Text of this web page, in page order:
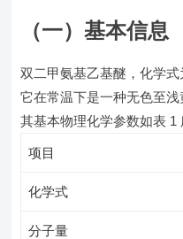
（一）基本信息
双二甲氨基乙基醚，化学式
它在常温下是一种无色至浅
其基本物理化学参数如表 1
项目
化学式
分子量